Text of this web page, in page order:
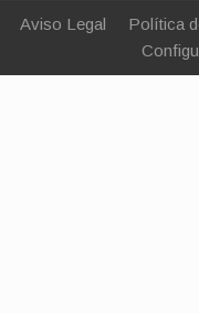
Aviso Legal Política